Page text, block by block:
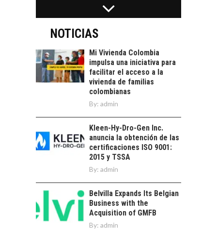
pymes en Chile:
alternativas que
crédito…
EL CRECIMIENTO DE
LOS SERVICIOS
DIGITALES
EXPORTADOS DESDE
CHILE
El auge de las
exportaciones de
servicios digitales en
Chile:…
TURISMO EN EL
DESIERTO DE
OPORTUNIDADES
PARA EL
DESARROLLO LOCAL
El Desierto de
Atacama: Motor
Desarrollo Turístico…
LA IMPORTANCIA DE
DIVERSIFICAR LAS
EXPORTACIONES
CHILENAS
La diversificación de
las exportaciones
NOTICIAS
Mi Vivienda Colombia
impulsa una iniciativa para
facilitar el acceso a la
vivienda de familias
colombianas
By: admin
Kleen-Hy-Dro-Gen Inc.
anuncia la obtención de las
certificaciones ISO 9001:
2015 y TSSA
By: admin
Belvilla Expands Its Belgian
Business with the
Acquisition of GMFB
By: admin